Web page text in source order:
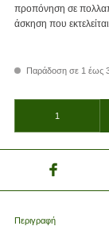
προπόνηση σε
άσκηση που
Παράδοση σε 1 έως
Περιγραφή